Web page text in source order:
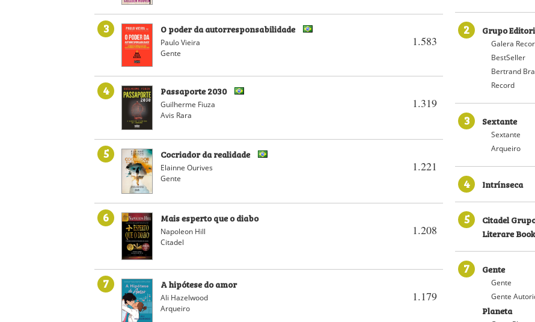
3
1.583
O poder da autorresponsabilidade
Paulo Vieira
Gente
4
1.319
Passaporte 2030
Guilherme Fiuza
Avis Rara
5
1.221
Cocriador da realidade
Elainne Ourives
Gente
6
1.208
Mais esperto que o diabo
Napoleon Hill
Citadel
7
1.179
A hipótese do amor
Ali Hazelwood
Arqueiro
2 Grupo
Galera
BestSeller
Bertrand
Record
3 Sextante
Sextante
Arqueiro
4 Intrínseca
5
Citadel
Literare
7 Gente
Gente
Gente
Planeta